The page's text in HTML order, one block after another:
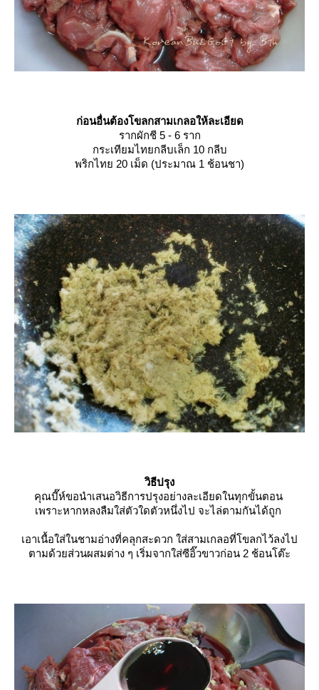
ก่อนอื่นต้องโขลกสามเกลอให้ละเอียด
รากผักชี 5 - 6 ราก
กระเทียมไทยกลีบเล็ก 10 กลีบ
พริกไทย 20 เม็ด (ประมาณ 1 ช้อนชา)
วิธีปรุง
คุณบี๊ห์ขอนำเสนอวิธีการปรุงอย่างละเอียดในทุกขั้นตอน
เพราะหากหลงลืมใส่ตัวใดตัวหนึ่งไป จะไล่ตามกันได้ถูก
เอาเนื้อใส่ในชามอ่างที่คลุกสะดวก ใส่สามเกลอที่โขลกไว้ลงไป
ตามด้วยส่วนผสมต่าง ๆ เริ่มจากใส่ซีอิ๊วขาวก่อน 2 ช้อนโต๊ะ